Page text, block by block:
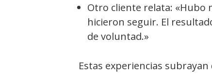
Otro cliente relata: «Hubo
hicieron seguir. El
de voluntad.»
Estas experiencias